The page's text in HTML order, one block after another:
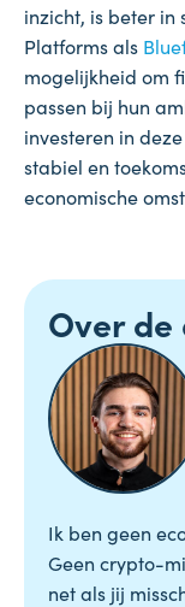
inzicht, is beter in
Platforms als
mogelijkheid om
passen bij hun
investeren in
stabiel en
economische
Over
Ik ben geen
Geen crypto-
net als jij